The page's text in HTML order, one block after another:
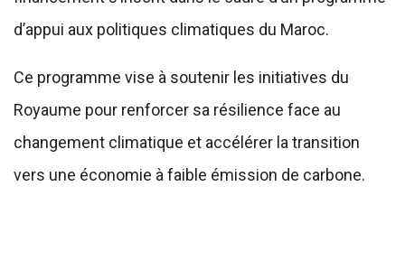
d’appui aux politiques climatiques du Maroc.
Ce programme vise à soutenir les initiatives du
Royaume pour renforcer sa résilience face au
changement climatique et accélérer la transition
vers une économie à faible émission de carbone.